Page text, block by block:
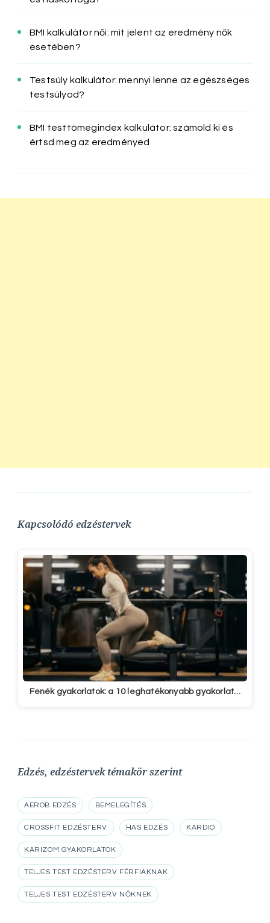
BMI kalkulátor női: mit jelent az eredmény nők
esetében?
Testsúly kalkulátor: mennyi lenne az egészséges
testsúlyod?
BMI testtömegindex kalkulátor: számold ki és
értsd meg az eredményed
Kapcsolódó edzéstervek
Fenék gyakorlatok: a 10 leghatékonyabb gyakorlat…
Edzés, edzéstervek témakör szerint
AEROB EDZÉS BEMELEGÍTÉS
CROSSFIT EDZÉSTERV HAS EDZÉS KARDIO
KARIZOM GYAKORLATOK
TELJES TEST EDZÉSTERV FÉRFIAKNAK
TELJES TEST EDZÉSTERV NŐKNEK